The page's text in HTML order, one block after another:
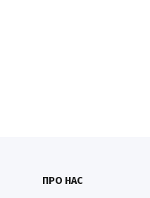
ПРО НАС